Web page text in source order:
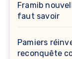
Framib
faut savoir
Pamiers
reconquête